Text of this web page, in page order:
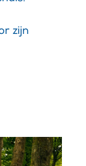
zijn